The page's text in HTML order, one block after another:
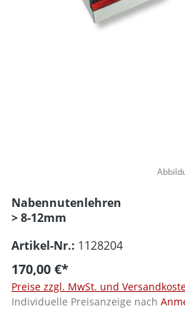
Nabennutenlehren
> 8-12mm
Artikel-Nr.: 1128204
170,00 €*
Preise zzgl. MwSt. und
Individuelle Preisanzeige nach